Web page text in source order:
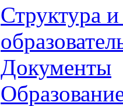
Структура
Документы